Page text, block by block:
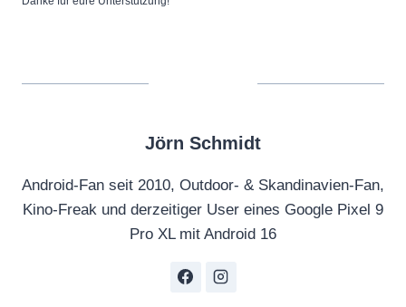
Jörn Schmidt
Android-Fan seit 2010, Outdoor- & Skandinavien-Fan,
Kino-Freak und derzeitiger User eines Google Pixel 9
Pro XL mit Android 16